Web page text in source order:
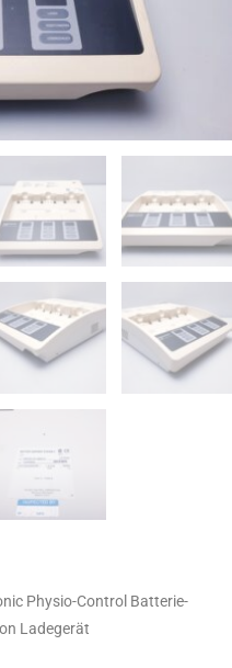
Physio-Control Batterie-
Ladegerät